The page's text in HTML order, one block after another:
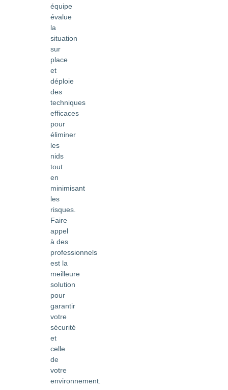
équipe
évalue
la
situation
sur
place
et
déploie
des
techniques
efficaces
pour
éliminer
les
nids
tout
en
minimisant
les
risques.
Faire
appel
à des
professionnels
est la
meilleure
solution
pour
garantir
votre
sécurité
et
celle
de
votre
environnement.